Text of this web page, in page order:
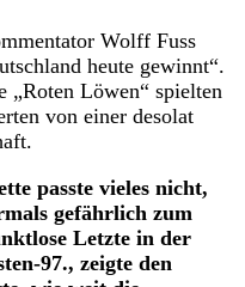
Wolff Fuss
heute gewinnt“.
„Roten Löwen“ spielten
von einer desolat
passte vieles nicht,
gefährlich zum
Letzte in der
97., zeigte den